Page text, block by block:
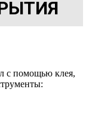
с помощью клея,